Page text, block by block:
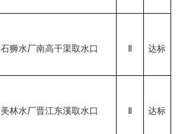
石狮水厂南高干渠取水口 Ⅱ 达标
美林水厂晋江东溪取水口 Ⅱ 达标